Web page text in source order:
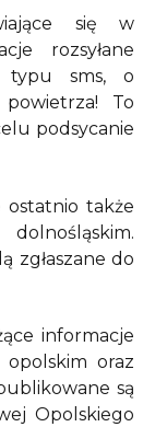
się w
rozsyłane
typu sms, o
To
podsycanie
ostatnio także
zgłaszane do
informacje
oraz
są
Opolskiego